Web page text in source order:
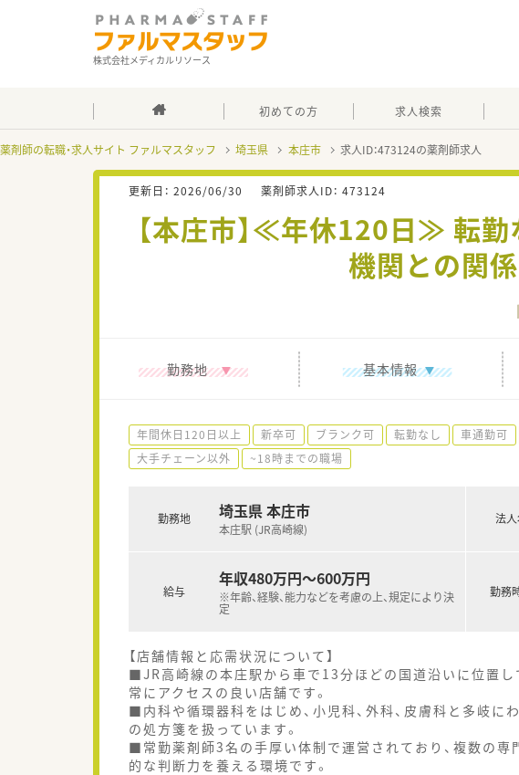
株式会社メディカルリソース
初めての方 求人検索
薬剤師の転職・求人サイト ファルマスタッフ 埼玉県 本庄市 求人ID：473124の薬剤師求人
更新日： 2026/06/30 薬剤師求人ID： 473124
【本庄市】≪年休120日≫ 転
機関との関
勤務地 基本情報
年間休日120日以上 新卒可 ブランク可 転勤なし 車通勤可
大手チェーン以外
~18時までの職場
勤務地 埼玉県 本庄市
本庄駅 (JR高崎線)
給与
年収480万円～600万円
※年齢、経験、能力などを考慮の上、規定により決
定
法
勤務
【店舗情報と応需状況について】
■JR高崎線の本庄駅から車で13分ほどの国道沿いに位置し
常にアクセスの良い店舗です。
■内科や循環器科をはじめ、小児科、外科、皮膚科と多岐に
の処方箋を扱っています。
■常勤薬剤師3名の手厚い体制で運営されており、複数の
的な判断力を養える環境です。